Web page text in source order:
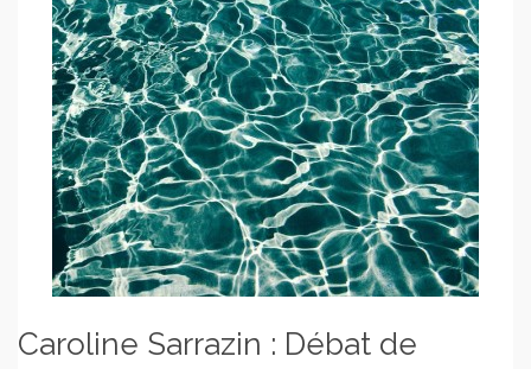
Caroline Sarrazin : Débat de